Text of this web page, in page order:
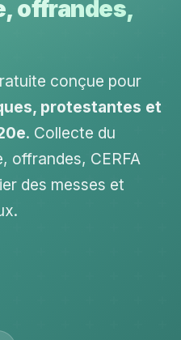
offrandes,
conçue pour
protestantes et
. Collecte du
offrandes, CERFA
des messes et